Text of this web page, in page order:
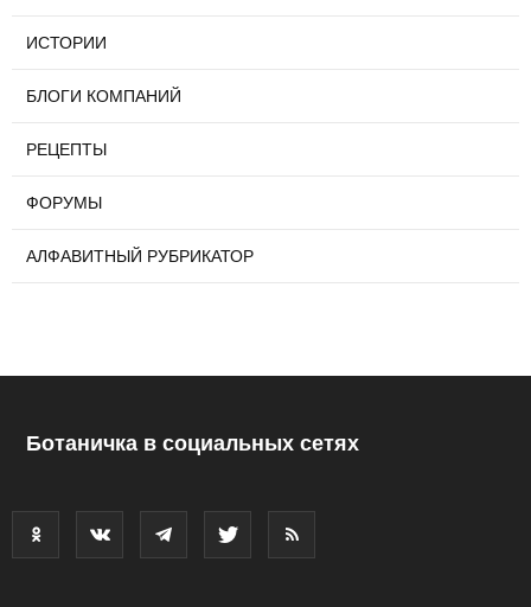
ИСТОРИИ
БЛОГИ КОМПАНИЙ
РЕЦЕПТЫ
ФОРУМЫ
АЛФАВИТНЫЙ РУБРИКАТОР
Ботаничка в социальных сетях